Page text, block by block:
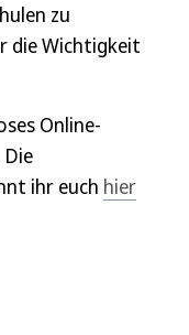
zu
die Wichtigkeit
Online-
ihr euch hier